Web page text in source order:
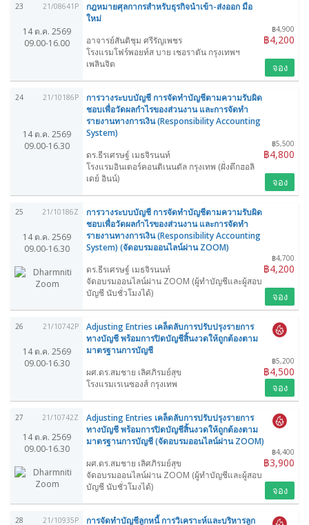
23 21/08641P
14 ต.ค. 2569
09.00-16.00
กฎหมายศุลกากรสำหรับธุรกิจนำเข้า-ส่งออก มือ
ใหม่
฿4,900
฿4,200
อาจารย์สันติชุม ศรีรัญเพชร
โรงแรมโฟร์พอยท์ส บาย เชอราตัน กรุงเทพฯ
เพลินจิต
จอง
24 21/10186P
14 ต.ค. 2569
09.00-16.30
การวางระบบบัญชี การจัดทำบัญชีตามความรับผิด
ชอบเพื่อวัดผลกำไรของส่วนงาน และการจัดทำ
รายงานทางการเงิน (Responsibility Accounting
System)
฿5,500
฿4,800
ดร.ธีรเศรษฐ์ เมธจิรนนท์
โรงแรมอินเตอร์คอนติเนนตัล กรุงเทพ (ฝั่งตึกฮอลิ
เดย์ อินน์)
จอง
25 21/10186Z
14 ต.ค. 2569
09.00-16.30
การวางระบบบัญชี การจัดทำบัญชีตามความรับผิด
ชอบเพื่อวัดผลกำไรของส่วนงาน และการจัดทำ
รายงานทางการเงิน (Responsibility Accounting
System) (จัดอบรมออนไลน์ผ่าน ZOOM)
฿4,700
฿4,200
ดร.ธีรเศรษฐ์ เมธจิรนนท์
จัดอบรมออนไลน์ผ่าน ZOOM (ผู้ทำบัญชีและผู้สอบ
บัญชี นับชั่วโมงได้)
จอง
26 21/10742P
14 ต.ค. 2569
09.00-16.30
Adjusting Entries เคล็ดลับการปรับปรุงรายการ
ทางบัญชี พร้อมการปิดบัญชีสิ้นงวดให้ถูกต้องตาม
มาตรฐานการบัญชี
฿5,200
฿4,500
ผศ.ดร.สมชาย เลิศภิรมย์สุข
โรงแรมเรเนซองส์ กรุงเทพ
จอง
27 21/10742Z
14 ต.ค. 2569
09.00-16.30
Adjusting Entries เคล็ดลับการปรับปรุงรายการ
ทางบัญชี พร้อมการปิดบัญชีสิ้นงวดให้ถูกต้องตาม
มาตรฐานการบัญชี (จัดอบรมออนไลน์ผ่าน ZOOM)
฿4,400
฿3,900
ผศ.ดร.สมชาย เลิศภิรมย์สุข
จัดอบรมออนไลน์ผ่าน ZOOM (ผู้ทำบัญชีและผู้สอบ
บัญชี นับชั่วโมงได้)
จอง
28 21/10935P การจัดทำบัญชีลูกหนี้ การวิเคราะห์และบริหารลูก